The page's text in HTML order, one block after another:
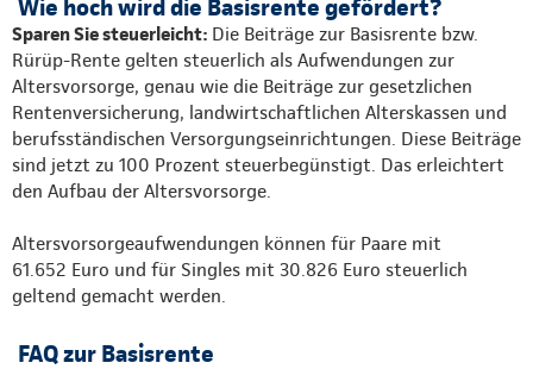
Wie hoch wird die Basisrente gefördert?
Sparen Sie steuerleicht: Die Beiträge zur Basisrente bzw.
Rürüp-Rente gelten steuerlich als Aufwendungen zur
Altersvorsorge, genau wie die Beiträge zur gesetzlichen
Rentenversicherung, landwirtschaftlichen Alterskassen und
berufsständischen Versorgungseinrichtungen. Diese Beiträge
sind jetzt zu 100 Prozent steuerbegünstigt. Das erleichtert
den Aufbau der Altersvorsorge.
Altersvorsorgeaufwendungen können für Paare mit
61.652 Euro und für Singles mit 30.826 Euro steuerlich
geltend gemacht werden.
FAQ zur Basisrente